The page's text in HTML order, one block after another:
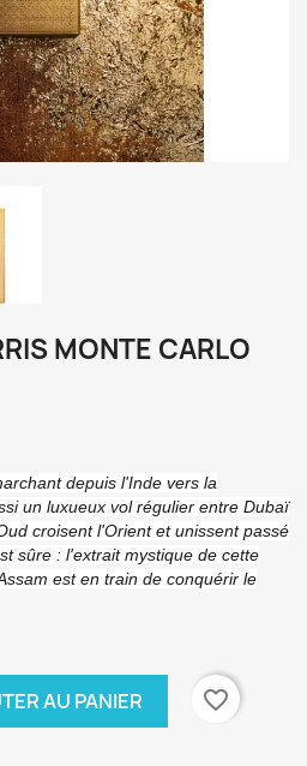
MONTE CARLO
depuis l'Inde vers la
un luxueux vol régulier entre Dubaï
croisent l'Orient et unissent passé
sûre : l'extrait mystique de cette
est en train de conquérir le
AU PANIER favorite_border